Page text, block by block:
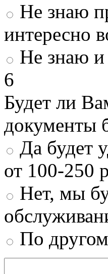
Не знаю
интересно
Не знаю и
6
Будет ли
документы
Да будет
от 100-250
Нет, мы
По